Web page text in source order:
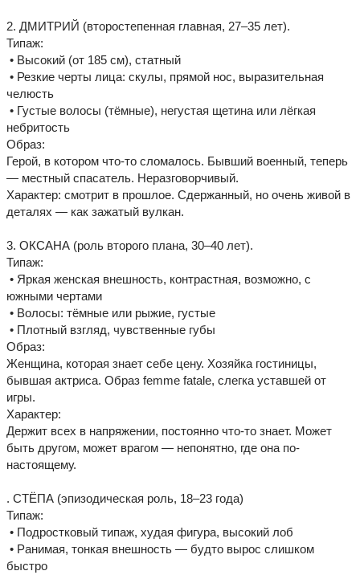
2. ДМИТРИЙ (второстепенная главная, 27–35 лет).
Типаж:
• Высокий (от 185 см), статный
• Резкие черты лица: скулы, прямой нос, выразительная
челюсть
• Густые волосы (тёмные), негустая щетина или лёгкая
небритость
Образ:
Герой, в котором что-то сломалось. Бывший военный, теперь
— местный спасатель. Неразговорчивый.
Характер: смотрит в прошлое. Сдержанный, но очень живой в
деталях — как зажатый вулкан.
3. ОКСАНА (роль второго плана, 30–40 лет).
Типаж:
• Яркая женская внешность, контрастная, возможно, с
южными чертами
• Волосы: тёмные или рыжие, густые
• Плотный взгляд, чувственные губы
Образ:
Женщина, которая знает себе цену. Хозяйка гостиницы,
бывшая актриса. Образ femme fatale, слегка уставшей от
игры.
Характер:
Держит всех в напряжении, постоянно что-то знает. Может
быть другом, может врагом — непонятно, где она по-
настоящему.
. СТЁПА (эпизодическая роль, 18–23 года)
Типаж:
• Подростковый типаж, худая фигура, высокий лоб
• Ранимая, тонкая внешность — будто вырос слишком
быстро